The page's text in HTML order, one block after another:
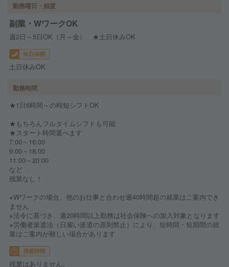
勤務曜日・頻度
副業・WワークOK
週2日～5日OK（月～金） ★土日休みOK
休日休暇
土日休みOK
勤務時間
★1日6時間～の時短シフトOK
★もちろんフルタイムシフトも可能
★スタート時間選べます
7:00～16:00
9:00～18:00
11:00～20:00
など
残業なし！
※Wワークの場合、他のお仕事と合わせ週40時間超の就業はご案内でき
ません
※法令に基づき、週20時間以上勤務は社会保険への加入対象となります
※労働者派遣法（日雇い派遣の原則禁止）により、短時間・短期間の就
業はご案内が難しい場合があります
残業時間
残業はありません。